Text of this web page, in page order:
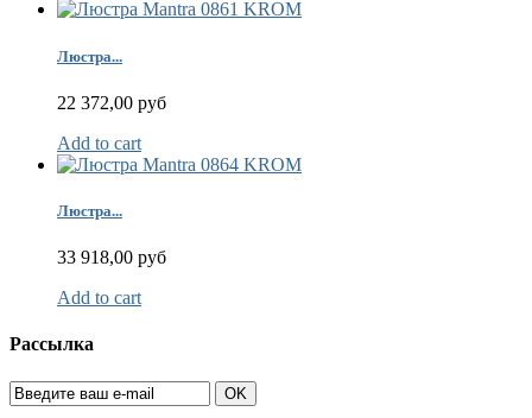
Люстра...
22 372,00 руб
Add to cart
Люстра...
33 918,00 руб
Add to cart
Рассылка
OK